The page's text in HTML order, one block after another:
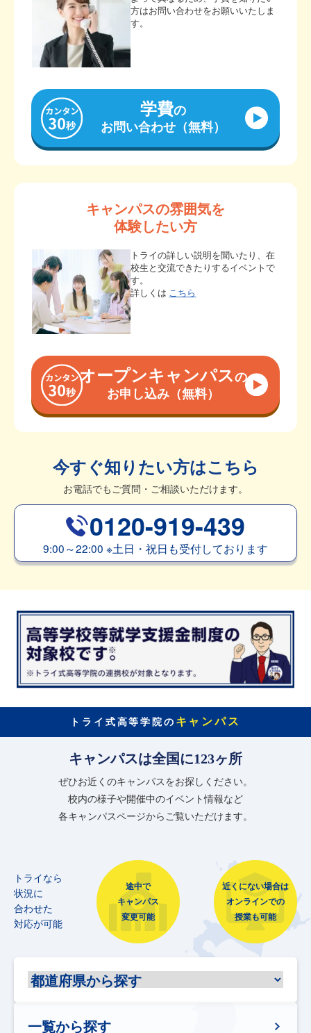
方はお問い合わせをお願いいたしま
す。
学費の
お問い合わせ（無料）
キャンパスの雰囲気を
体験したい方
トライの詳しい説明を聞いたり、在
校生と交流できたりするイベントで
す。
詳しくは こちら
オープンキャンパスの
お申し込み（無料）
今すぐ知りたい方はこちら
お電話でもご質問・ご相談いただけます。
0120-919-439
9:00～22:00 ※土日・祝日も受付しております
トライ式高等学院の キャンパス
キャンパスは全国に123ヶ所
ぜひお近くのキャンパスをお探しください。
校内の様子や開催中のイベント情報など
各キャンパスページからご覧いただけます。
トライなら
状況に
合わせた
対応が可能
途中で
キャンパス
変更可能
近くにない場合は
オンラインでの
授業も可能
一覧から探す